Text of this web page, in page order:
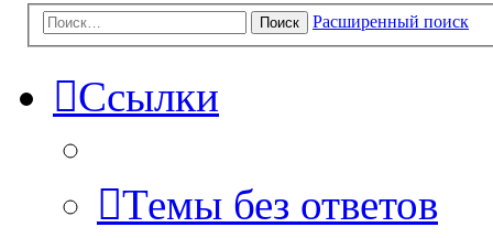
Поиск Расширенный поиск
Ссылки
Темы без ответов